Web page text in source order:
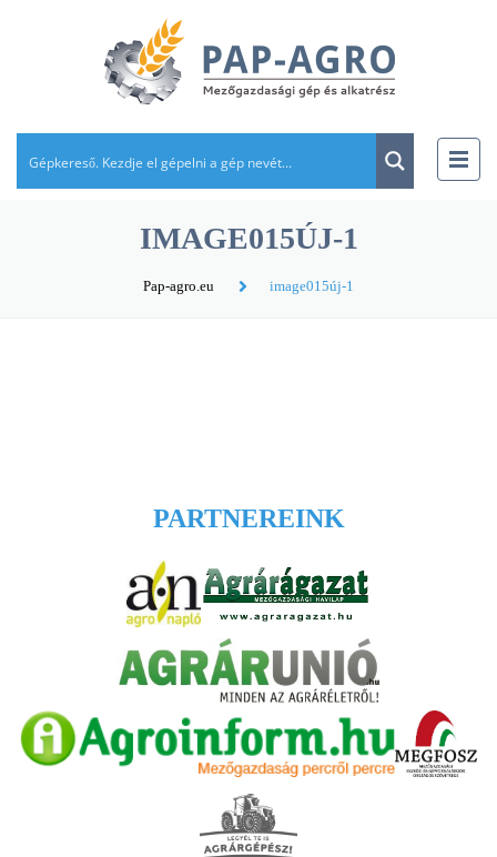
IMAGE015ÚJ-1
Pap-agro.eu image015új-1
PARTNEREINK